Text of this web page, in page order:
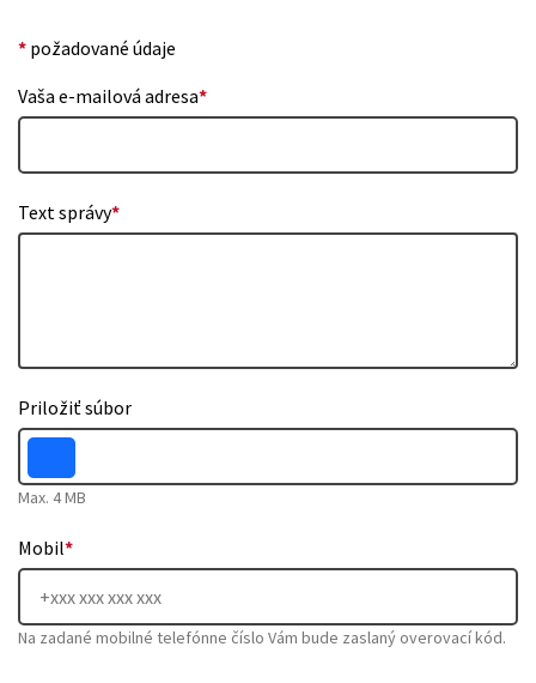
* požadované údaje
Vaša e-mailová adresa*
Text správy*
Priložiť súbor
Max. 4 MB
Mobil*
Na zadané mobilné telefónne číslo Vám bude zaslaný overovací kód.